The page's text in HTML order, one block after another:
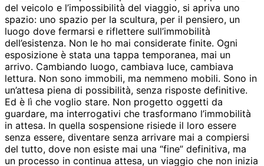
del veicolo e l’impossibilità del viaggio, si apriva uno
spazio: uno spazio per la scultura, per il pensiero, un
luogo dove fermarsi e riflettere sull’immobilità
dell’esistenza. Non le ho mai considerate finite. Ogni
esposizione è stata una tappa temporanea, mai un
arrivo. Cambiando luogo, cambiava luce, cambiava
lettura. Non sono immobili, ma nemmeno mobili. Sono in
un’attesa piena di possibilità, senza risposte definitive.
Ed è lì che voglio stare. Non progetto oggetti da
guardare, ma interrogativi che trasformano l’immobilità
in attesa. In quella sospensione risiede il loro essere
senza essere, diventare senza arrivare mai a compiersi
del tutto, dove non esiste mai una “fine” definitiva, ma
un processo in continua attesa, un viaggio che non inizia